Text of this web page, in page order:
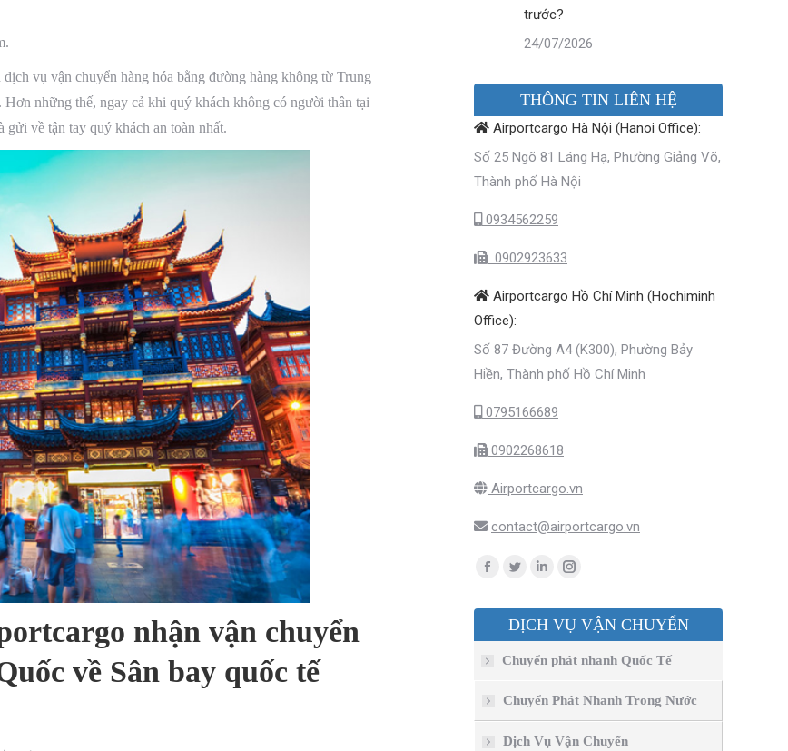
vụ vận chuyển hàng hóa bằng đường hàng không từ Trung
những thế, ngay cả khi quý khách không có người thân tại
gửi về tận tay quý khách an toàn nhất.
nhận vận chuyển
về Sân bay quốc tế
trước?
24/07/2026
THÔNG TIN LIÊN HỆ
Airportcargo Hà Nội (Hanoi Office):
Số 25 Ngõ 81 Láng Hạ, Phường Giảng Võ,
Thành phố Hà Nội
0934562259
0902923633
Airportcargo Hồ Chí Minh (Hochiminh
Office):
Số 87 Đường A4 (K300), Phường Bảy
Hiền, Thành phố Hồ Chí Minh
0795166689
0902268618
Airportcargo.vn
contact@airportcargo.vn
Find us on:
Facebook
opens
window
Twitter
opens
new
window
Linkedin
opens
new
window
Instagram
opens
window
DỊCH VỤ VẬN CHUYỂN
Chuyển phát nhanh Quốc Tế
Chuyển Phát Nhanh Trong Nước
Dịch Vụ Vận Chuyển